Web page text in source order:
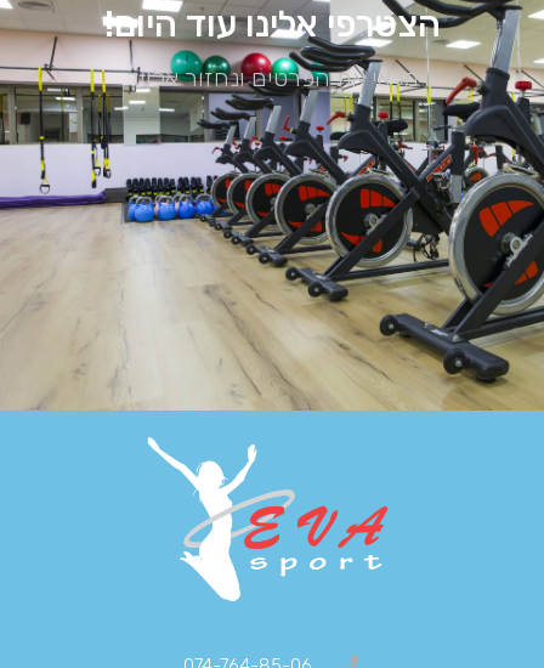
הצטרפי אלינו עוד היום!
מלאי את הפרטים ונחזור אלייך